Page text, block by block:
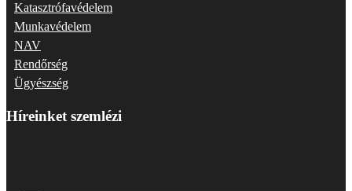
Katasztrófavédelem
Munkavédelem
NAV
Rendőrség
Ügyészség
Híreinket szemlézi